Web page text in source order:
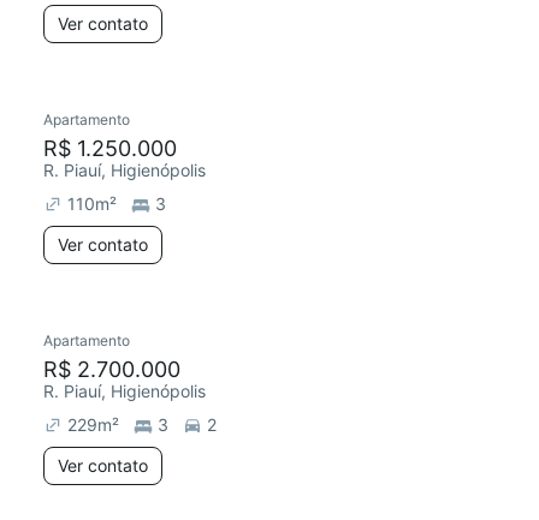
Ver contato
Apartamento
R$ 1.250.000
R. Piauí, Higienópolis
110m²
3
Ver contato
Apartamento
R$ 2.700.000
R. Piauí, Higienópolis
229m² 3
2
Ver contato